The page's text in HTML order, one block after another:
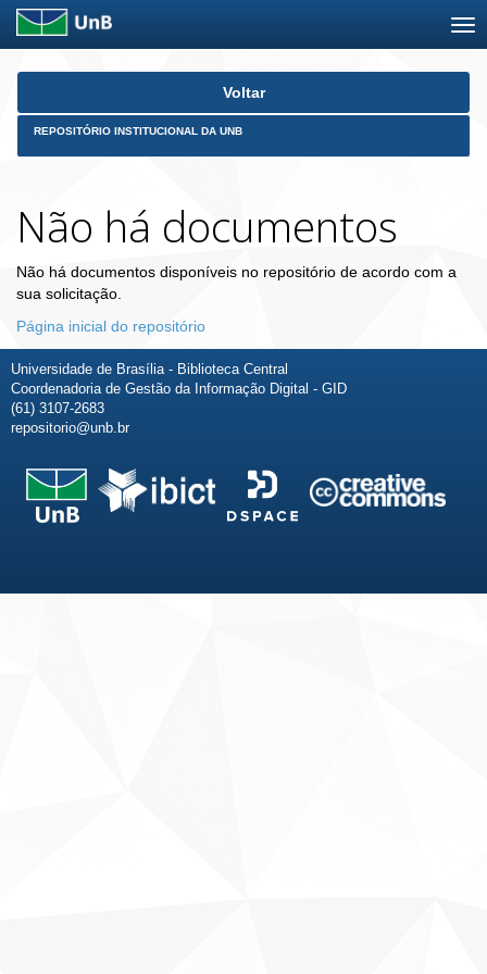
Skip
Voltar
REPOSITÓRIO INSTITUCIONAL DA UNB
Não há documentos
Não há documentos disponíveis no repositório de acordo com a
sua solicitação.
Página inicial do repositório
Universidade de Brasília - Biblioteca Central
Coordenadoria de Gestão da Informação Digital - GID
(61) 3107-2683
repositorio@unb.br